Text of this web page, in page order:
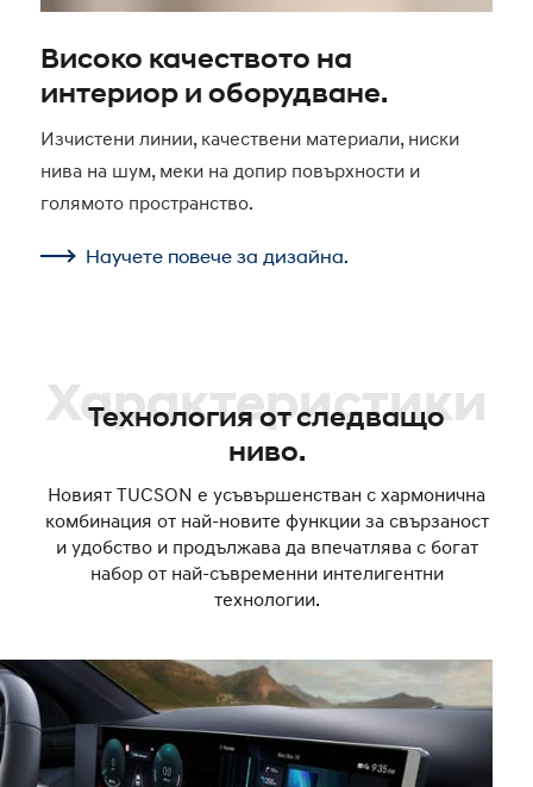
Високо качеството на
интериор и оборудване.
Изчистени линии, качествени материали, ниски
нива на шум, меки на допир повърхности и
голямото пространство.
Научете повече за дизайна.
Характеристики
Технология от следващо
ниво.
Новият TUCSON е усъвършенстван с хармонична
комбинация от най-новите функции за свързаност
и удобство и продължава да впечатлява с богат
набор от най-съвременни интелигентни
технологии.